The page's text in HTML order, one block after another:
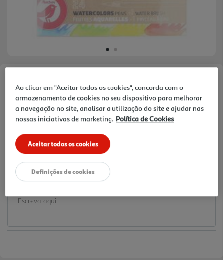
12.99 €/un
12,99 €
Notas de preparação
Ao clicar em "Aceitar todos os cookies", concorda com o
armazenamento de cookies no seu dispositivo para melhorar
a navegação no site, analisar a utilização do site e ajudar nas
nossas iniciativas de marketing. Política de Cookies
Aceitar todos os cookies
Definições de cookies